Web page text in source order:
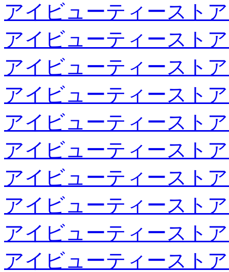
アイビューティースト
アイビューティースト
アイビューティースト
アイビューティースト
アイビューティースト
アイビューティースト
アイビューティースト
アイビューティースト
アイビューティースト
アイビューティースト